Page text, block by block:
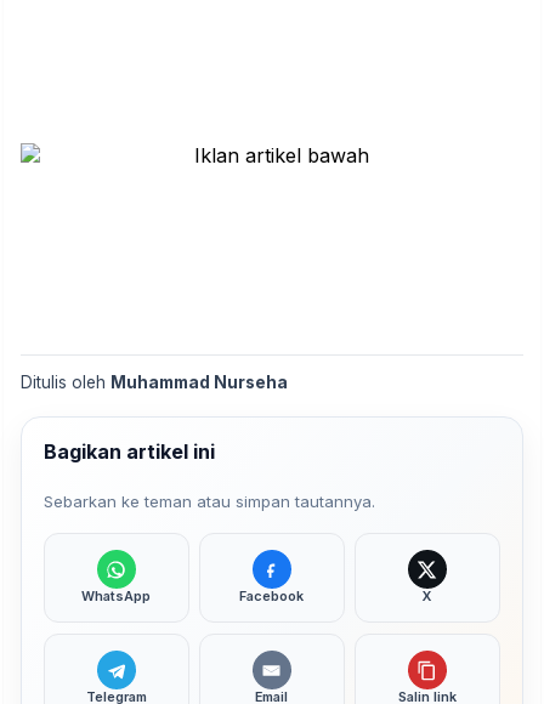
Ditulis oleh Muhammad Nurseha
Bagikan artikel ini
Sebarkan ke teman atau simpan tautannya.
WhatsApp Facebook X
Telegram Email Salin link